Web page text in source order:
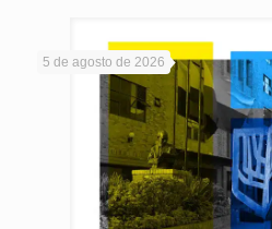
5 de agosto de 2026